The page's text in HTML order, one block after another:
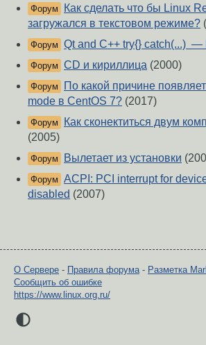
Форум
Как сделать что бы Linux
загружался в текстовом режиме?
Форум Qt and C++ try{} catch(...) —
Форум CD и кириллица (2000)
Форум
По какой причине
mode в CentOS 7? (2017)
Форум
Как сконектиться двум
(2005)
Форум Вылетает из установки
Форум ACPI: PCI interrupt for
disabled (2007)
О Сервере - Правила форума- Разметка
Сообщить об ошибке
https://www.linux.org.ru/